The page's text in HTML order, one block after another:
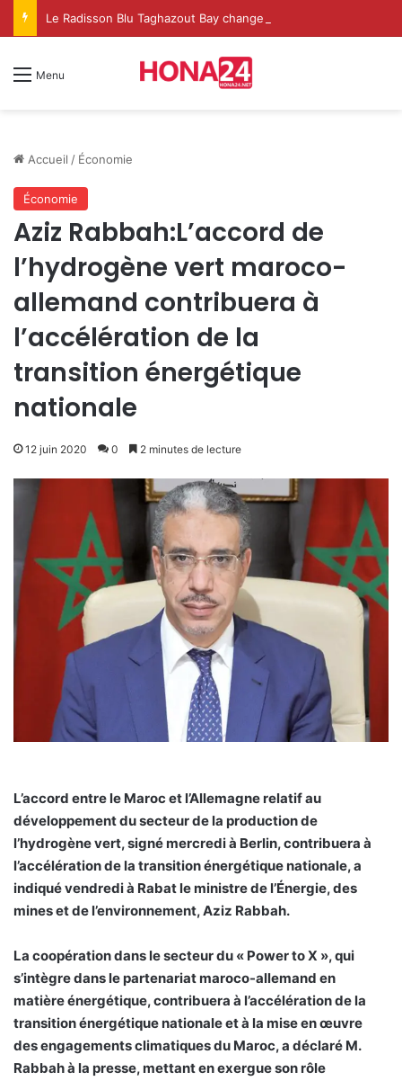
Menu
Accueil / Économie
Économie
Aziz Rabbah:L’accord de
l’hydrogène vert maroco-
allemand contribuera à
l’accélération de la
transition énergétique
nationale
12 juin 2020 0 2 minutes de lecture
L’accord entre le Maroc et l’Allemagne relatif au
développement du secteur de la production de
l’hydrogène vert, signé mercredi à Berlin, contribuera à
l’accélération de la transition énergétique nationale, a
indiqué vendredi à Rabat le ministre de l’Énergie, des
mines et de l’environnement, Aziz Rabbah.
La coopération dans le secteur du « Power to X », qui
s’intègre dans le partenariat maroco-allemand en
matière énergétique, contribuera à l’accélération de la
transition énergétique nationale et à la mise en œuvre
des engagements climatiques du Maroc, a déclaré M.
Rabbah à la presse, mettant en exergue son rôle